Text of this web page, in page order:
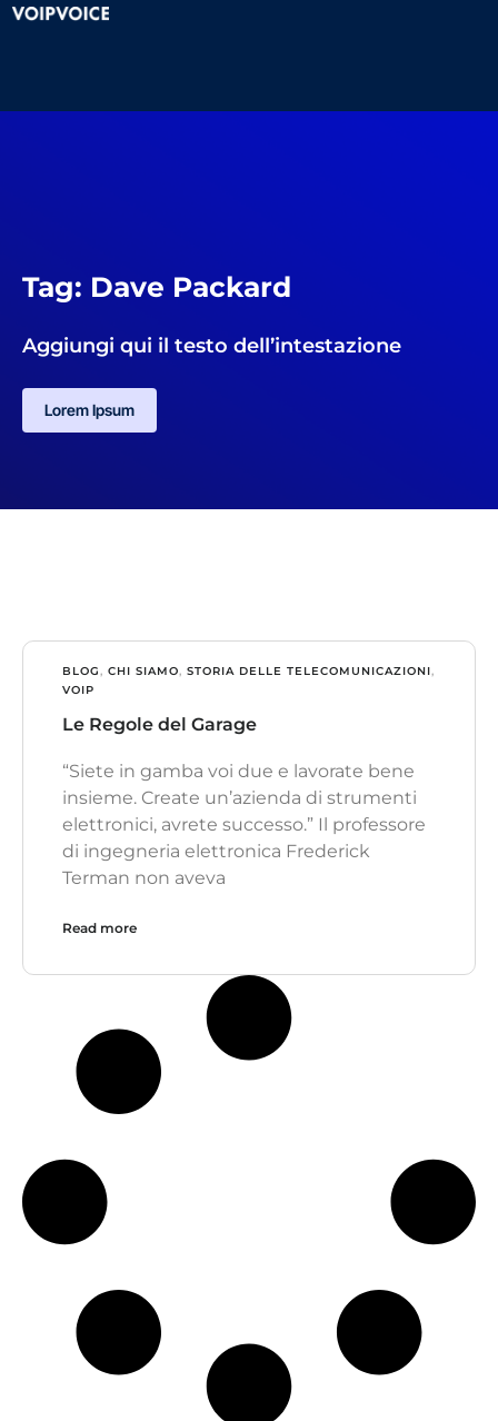
Tag: Dave Packard
Aggiungi qui il testo dell’intestazione
Lorem Ipsum
BLOG, CHI SIAMO, STORIA DELLE TELECOMUNICAZIONI,
VOIP
Le Regole del Garage
“Siete in gamba voi due e lavorate bene
insieme. Create un’azienda di strumenti
elettronici, avrete successo.” Il professore
di ingegneria elettronica Frederick
Terman non aveva
Read more